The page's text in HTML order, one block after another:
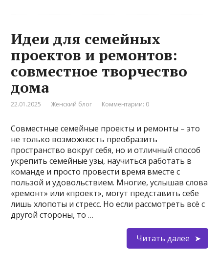
Идеи для семейных
проектов и ремонтов:
совместное творчество
дома
22.01.2025 Женский блог Комментарии: 0
Совместные семейные проекты и ремонты – это
не только возможность преобразить
пространство вокруг себя, но и отличный способ
укрепить семейные узы, научиться работать в
команде и просто провести время вместе с
пользой и удовольствием. Многие, услышав слова
«ремонт» или «проект», могут представить себе
лишь хлопоты и стресс. Но если рассмотреть всё с
другой стороны, то …
Читать далее